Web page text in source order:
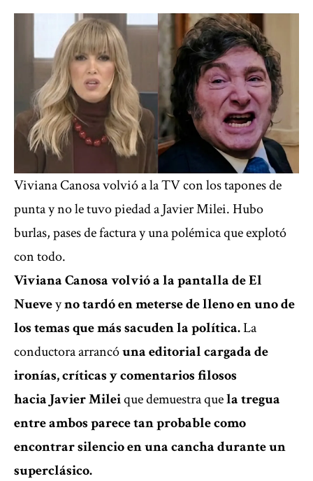
Viviana Canosa volvió a la TV con los tapones de
punta y no le tuvo piedad a Javier Milei. Hubo
burlas, pases de factura y una polémica que explotó
con todo.
Viviana Canosavolvió a la pantalla deEl
Nueveyno tardó en meterse de lleno en uno de
los temas que más sacuden la política.La
conductora arrancóuna editorial cargada de
ironías, críticas y comentarios filosos
haciaJavier Mileique demuestra quela tregua
entre ambos parece tan probable como
encontrar silencio en una cancha durante un
superclásico.